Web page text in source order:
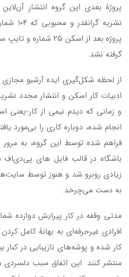
پروژهٔ بعدی این گروه انتشارِ
نشریه گرانقدر و محبوبی که۱۰۴
پروژه بعد از اسکن
۲۵ شماره و
گرفته نشد.
از لحظه شکل‌گیری ایده آرشیو
ادبیات کار اسکن و انتشار مجدد
و زمانی که دیدم نیمی از کار-یعنی
انجام شده، دوباره کاری را بی‌مورد
فراهم شده توسط این گروه، به
باشگاه در قالب فایل های پی‌دی‌اف
زیادی روبرو شد و هنوز توسط
به دست می‌چرخد.
مدتی وقفه در کار پیرایش دوازده
افرادی غیرحرفه‌ای به بهانۀ کامل
کار شده و پوشه‌های نازیبایی در
منتشر کنند. این اتفاق سبب